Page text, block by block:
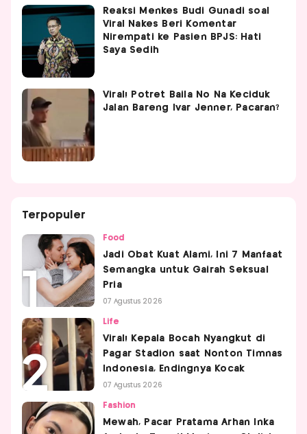
Reaksi Menkes Budi Gunadi soal
Viral Nakes Beri Komentar
Nirempati ke Pasien BPJS: Hati
Saya Sedih
Viral! Potret Baila No Na Keciduk
Jalan Bareng Ivar Jenner, Pacaran?
Terpopuler
Food
Jadi Obat Kuat Alami, Ini 7 Manfaat
Semangka untuk Gairah Seksual
Pria
07 Agustus 2026
Life
Viral! Kepala Bocah Nyangkut di
Pagar Stadion saat Nonton Timnas
Indonesia, Endingnya Kocak
07 Agustus 2026
Fashion
Mewah, Pacar Pratama Arhan Inka